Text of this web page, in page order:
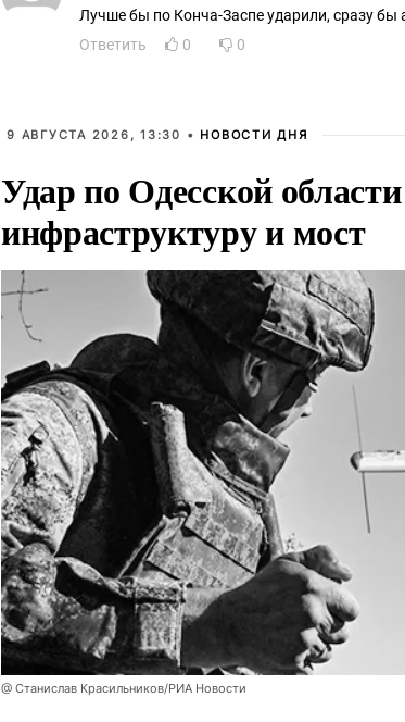
Лучше бы по Конча-Заспе ударили, сразу бы
Ответить
0 0
9 АВГУСТА 2026, 13:30 • НОВОСТИ ДНЯ
Удар по Одесской
инфраструктуру и мост
@ Станислав Красильников/РИА Новости